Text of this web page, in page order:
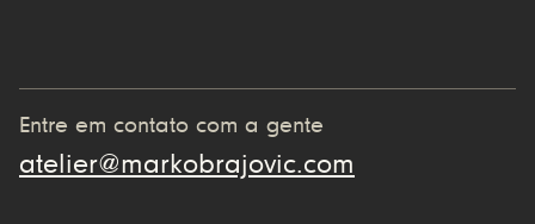
Entre em contato com a gente
atelier@markobrajovic.com